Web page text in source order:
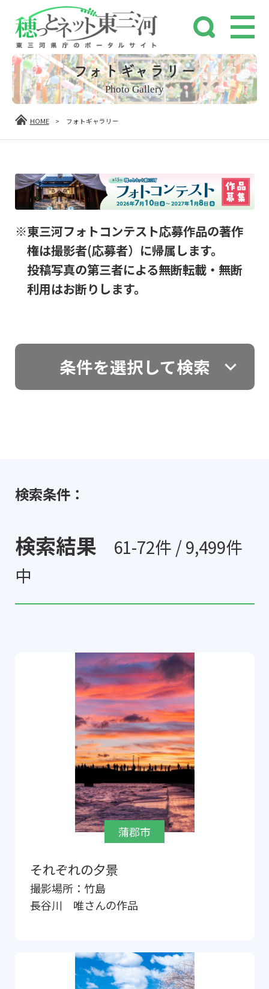
フォトギャラリー
Photo Gallery
HOME > フォトギャラリー
※東三河フォトコンテスト応募作品の著作
権は撮影者(応募者）に帰属します。
投稿写真の第三者による無断転載・無断
利用はお断りします。
条件を選択して検索
検索条件：
検索結果 61-72件 / 9,499件
中
蒲郡市
それぞれの夕景
撮影場所： 竹島
長谷川 唯さんの作品